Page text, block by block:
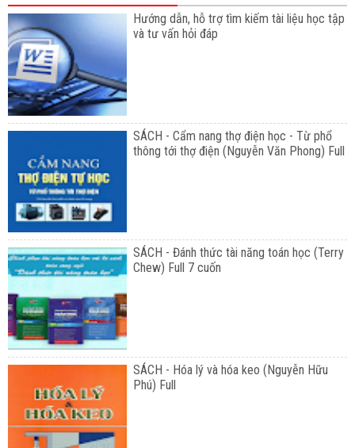
Hướng dẫn, hỗ trợ tìm kiếm tài liệu học tập
và tư vấn hỏi đáp
SÁCH - Cẩm nang thợ điện học - Từ phổ
thông tới thợ điện (Nguyễn Văn Phong) Full
SÁCH - Đánh thức tài năng toán học (Terry
Chew) Full 7 cuốn
SÁCH - Hóa lý và hóa keo (Nguyễn Hữu
Phú) Full